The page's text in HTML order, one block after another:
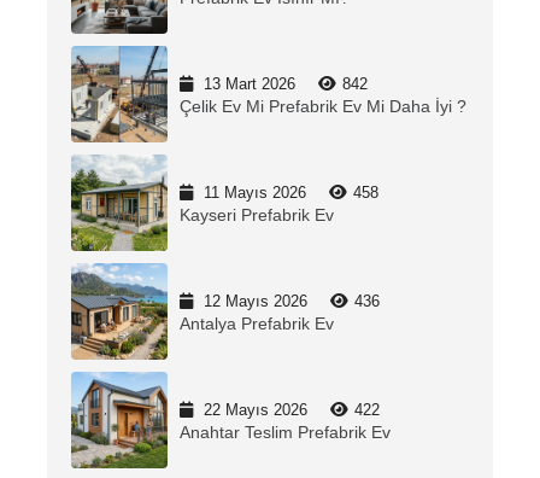
13 Mart 2026 842
Çelik Ev Mi Prefabrik Ev Mi Daha İyi ?
11 Mayıs 2026 458
Kayseri Prefabrik Ev
12 Mayıs 2026 436
Antalya Prefabrik Ev
22 Mayıs 2026 422
Anahtar Teslim Prefabrik Ev